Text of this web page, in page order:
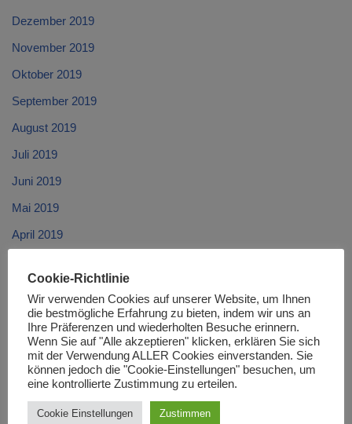
Dezember 2019
November 2019
Oktober 2019
September 2019
August 2019
Juli 2019
Juni 2019
Mai 2019
April 2019
Januar 2019
Dezember 2018
November 2018
Cookie-Richtlinie
Wir verwenden Cookies auf unserer Website, um Ihnen
die bestmögliche Erfahrung zu bieten, indem wir uns an
Ihre Präferenzen und wiederholten Besuche erinnern.
Wenn Sie auf "Alle akzeptieren" klicken, erklären Sie sich
mit der Verwendung ALLER Cookies einverstanden. Sie
können jedoch die "Cookie-Einstellungen" besuchen, um
eine kontrollierte Zustimmung zu erteilen.
Cookie Einstellungen Zustimmen